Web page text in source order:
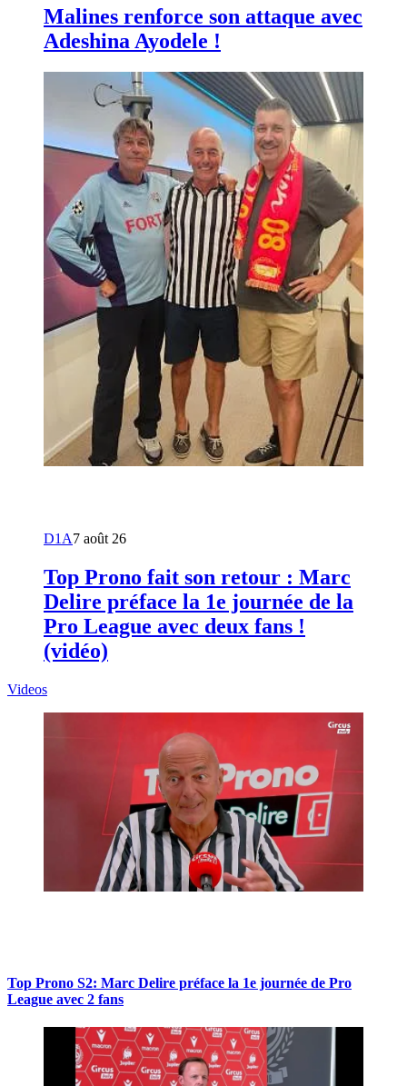
Malines renforce son attaque avec
Adeshina Ayodele !
D1A7 août 26
Top Prono fait son retour : Marc
Delire préface la 1e journée de la
Pro League avec deux fans !
(vidéo)
Videos
Top Prono S2: Marc Delire préface la 1e journée de Pro
League avec 2 fans